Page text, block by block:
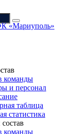
команды
и персонал
таблица
статистика
команды